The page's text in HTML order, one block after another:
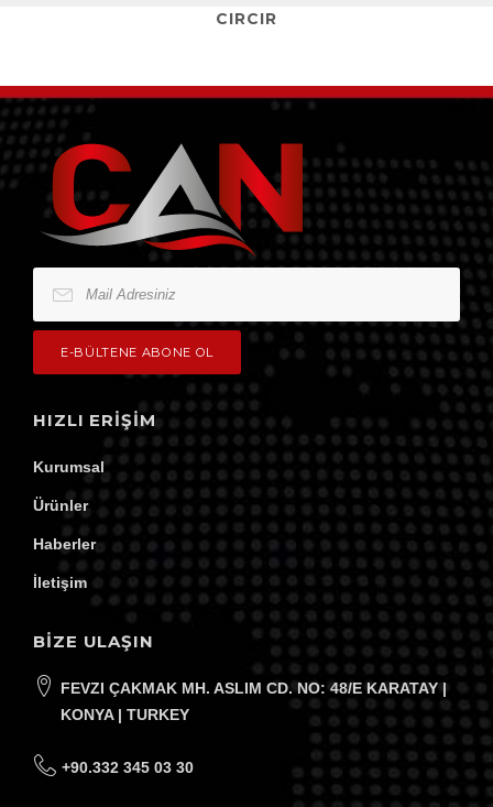
CIRCIR
HIZLI ERIŞIM
Kurumsal
Ürünler
Haberler
İletişim
BİZE ULAŞIN
FEVZI ÇAKMAK MH. ASLIM CD. NO: 48/E KARATAY |
KONYA | TURKEY
+90.332 345 03 30